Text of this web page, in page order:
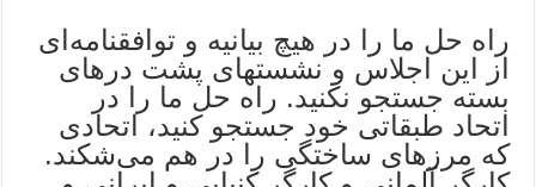
راه حل ما را در هیچ بیانیه و توافقنامه‌ای
از این اجلاس و نشستهای پشت درهای
بسته جستجو نکنید. راه حل ما را در
اتحاد طبقاتی خود جستجو کنید، اتحادی
که مرزهای ساختگی را در هم می‌شکند.